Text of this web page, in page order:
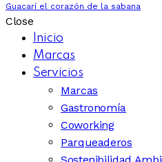
Guacarí el corazón de la sabana
Close
Inicio
Marcas
Servicios
Marcas
Gastronomía
Coworking
Parqueaderos